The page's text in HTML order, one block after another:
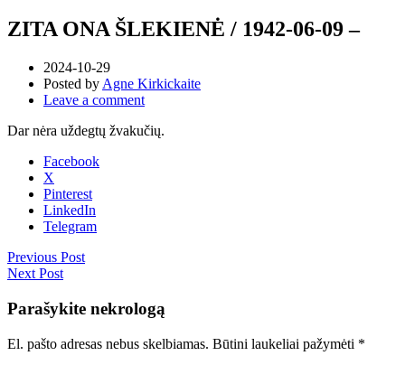
ZITA ONA ŠLEKIENĖ / 1942-06-09 –
2024-10-29
Posted by Agne Kirkickaite
Leave a comment
Dar nėra uždegtų žvakučių.
Facebook
X
Pinterest
LinkedIn
Telegram
Previous Post
Next Post
Parašykite nekrologą
El. pašto adresas nebus skelbiamas. Būtini laukeliai pažymėti *